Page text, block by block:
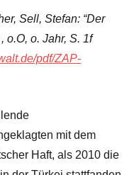
Sell, Stefan: “Der
o.O, o. Jahr, S. 1f
pdf/ZAP-
mit dem
Haft, als 2010 die